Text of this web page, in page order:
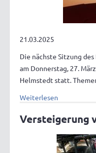
21.03.2025
Die nächste Sitzung
am Donnerstag, 27.
Helmstedt statt.
Weiterlesen
Versteigerung